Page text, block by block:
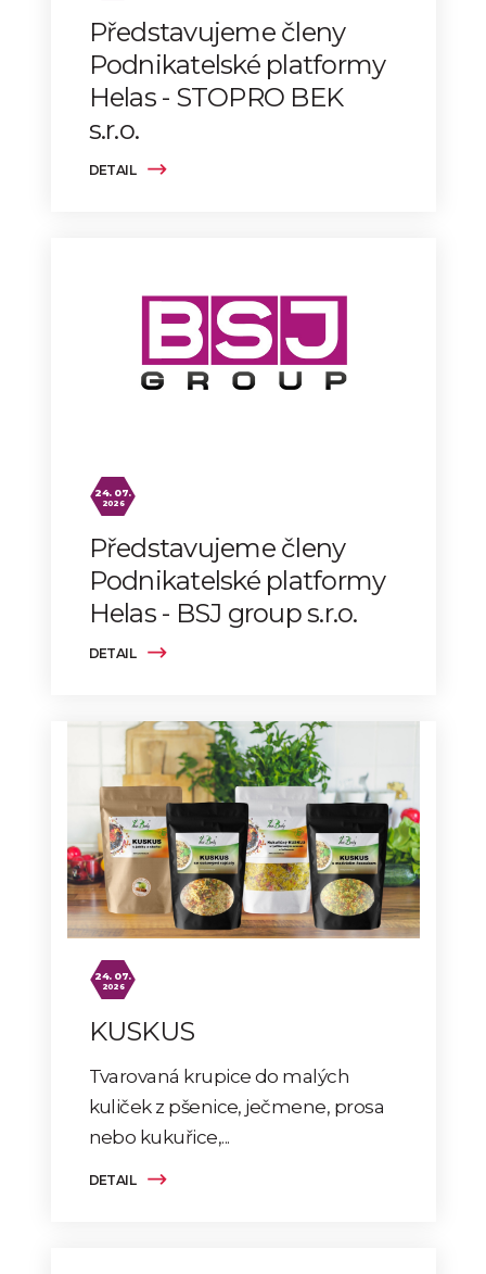
DETAIL
Představujeme členy
Podnikatelské platformy
Helas - STOPRO BEK
s.r.o.
DETAIL
24. 07.
2026
Představujeme členy
Podnikatelské platformy
Helas - BSJ group s.r.o.
DETAIL
24. 07.
2026
KUSKUS
Tvarovaná krupice do malých
kuliček z pšenice, ječmene, prosa
nebo kukuřice,...